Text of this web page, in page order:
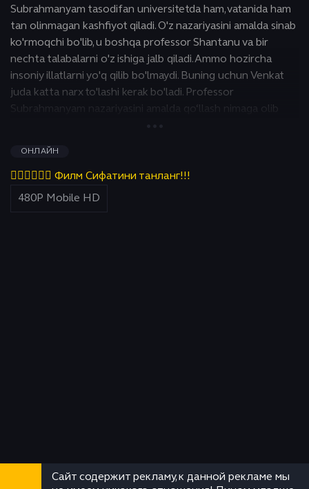
Subrahmanyam tasodifan universitetda ham, vatanida ham
tan olinmagan kashfiyot qiladi. O'z nazariyasini amalda sinab
ko'rmoqchi bo'lib, u boshqa professor Shantanu va bir
nechta talabalarni o'z ishiga jalb qiladi. Ammo hozircha
insoniy illatlarni yo'q qilib bo'lmaydi. Buning uchun Venkat
juda katta narx to'lashi kerak bo'ladi. Professor
Subrahmanyam nazariyasini amalda qo‘llash nimaga olib
ОНЛАЙН
👇🏻👇🏻👇🏻 Филм Сифатини танланг!!!
Сайт содержит рекламу, к данной рекламе мы